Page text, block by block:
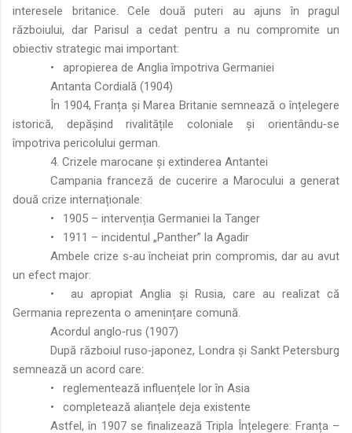
interesele britanice. Cele două puteri au ajuns în pragul
războiului, dar Parisul a cedat pentru a nu compromite un
obiectiv strategic mai important:
•
apropierea de Anglia împotriva Germaniei
Antanta Cordială (1904)
În 1904, Franța și Marea Britanie semnează o înțelegere
istorică, depășind rivalitățile coloniale și orientându‑se
împotriva pericolului german.
4. Crizele marocane și extinderea Antantei
Campania franceză de cucerire a Marocului a generat
două crize internaționale:
•
1905 – intervenția Germaniei la Tanger
•
1911 – incidentul „Panther” la Agadir
Ambele crize s‑au încheiat prin compromis, dar au avut
un efect major:
•
au apropiat Anglia și Rusia, care au realizat că
Germania reprezenta o amenințare comună.
Acordul anglo‑rus (1907)
După războiul ruso‑japonez, Londra și Sankt Petersburg
semnează un acord care:
•
reglementează influențele lor în Asia
•
completează alianțele deja existente
Astfel, în 1907 se finalizează Tripla Înțelegere: Franța –